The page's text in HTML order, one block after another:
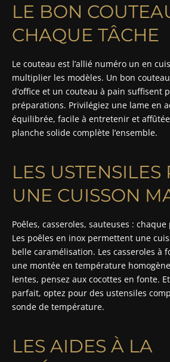
LE BON
CHAQUE TÂCHE
Le couteau est l’allié numéro un en
multiplier les modèles. Un bon
d’office et un couteau à pain suffisent
préparations. Privilégiez une lame en
équilibrée, facile à entretenir et
planche solide complète l’ensemble.
LES USTENSILES
UNE CUISSON
Poêles, casseroles, sauteuses :
Les poêles en inox permettent une
belle caramélisation. Les casseroles à
une montée en température
lentes, pensez aux cocottes en fonte.
parfait, optez pour des ustensiles
sonde de température.
LES AIDES À LA